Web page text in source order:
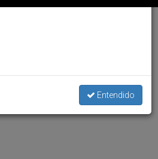
Entendido